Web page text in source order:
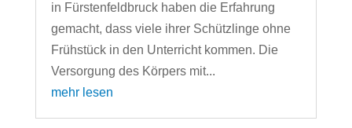
in Fürstenfeldbruck haben die Erfahrung
gemacht, dass viele ihrer Schützlinge ohne
Frühstück in den Unterricht kommen. Die
Versorgung des Körpers mit...
mehr lesen